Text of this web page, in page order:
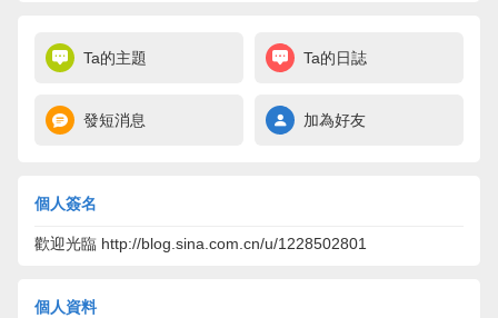
Ta的主題 Ta的日誌
發短消息 加為好友
個人簽名
歡迎光臨 http://blog.sina.com.cn/u/1228502801
個人資料